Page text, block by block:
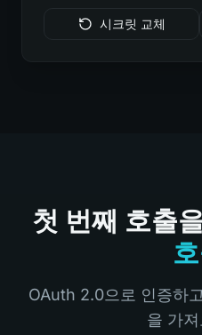
시크릿 교체
첫 번째 호출
OAuth 2.0으로 인증하
을 가